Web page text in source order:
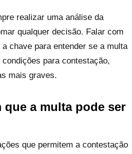
realizar uma análise da
qualquer decisão. Falar com
chave para entender se a multa
para contestação,
mais graves.
que a multa pode ser
que permitem a contestação